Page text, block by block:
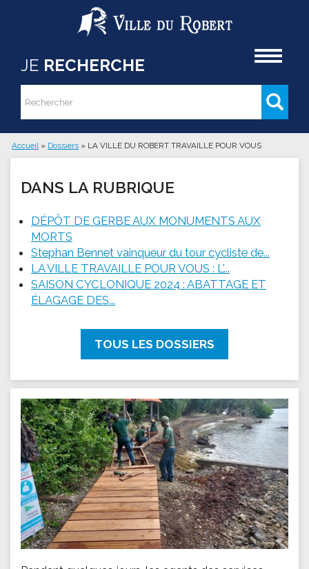
Aller au contenu principal
JE RECHERCHE
Formulaire de recherche
Rechercher
Vous êtes ici
Accueil » Dossiers » LA VILLE DU ROBERT TRAVAILLE POUR VOUS
DANS LA RUBRIQUE
DÉPÔT DE GERBE AUX MONUMENTS AUX
MORTS
Stephan Bennet vainqueur du tour cycliste de...
LA VILLE TRAVAILLE POUR VOUS : L'...
SAISON CYCLONIQUE 2024 : ABATTAGE ET
ÉLAGAGE DES...
TOUS LES DOSSIERS